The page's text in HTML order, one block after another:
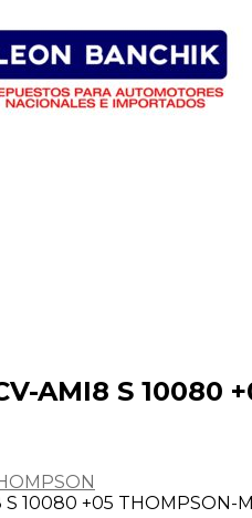
AMI8 S 10080
10080 +05 THOMPSON-